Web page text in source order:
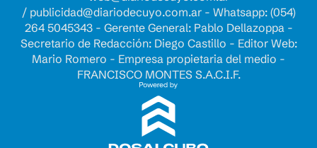
/ publicidad@diariodecuyo.com.ar- Whatsapp: (054)
264 5045343 - Gerente General: Pablo Dellazoppa -
Secretario de Redacción: Diego Castillo - Editor Web:
Mario Romero - Empresa propietaria del medio -
FRANCISCO MONTES S.A.C.I.F.